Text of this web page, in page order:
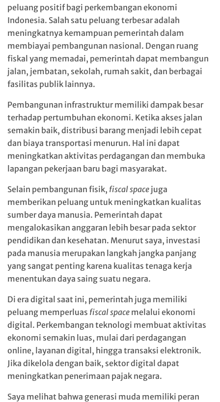
peluang positif bagi perkembangan ekonomi
Indonesia. Salah satu peluang terbesar adalah
meningkatnya kemampuan pemerintah dalam
membiayai pembangunan nasional. Dengan ruang
fiskal yang memadai, pemerintah dapat membangun
jalan, jembatan, sekolah, rumah sakit, dan berbagai
fasilitas publik lainnya.
Pembangunan infrastruktur memiliki dampak besar
terhadap pertumbuhan ekonomi. Ketika akses jalan
semakin baik, distribusi barang menjadi lebih cepat
dan biaya transportasi menurun. Hal ini dapat
meningkatkan aktivitas perdagangan dan membuka
lapangan pekerjaan baru bagi masyarakat.
Selain pembangunan fisik, fiscal space juga
memberikan peluang untuk meningkatkan kualitas
sumber daya manusia. Pemerintah dapat
mengalokasikan anggaran lebih besar pada sektor
pendidikan dan kesehatan. Menurut saya, investasi
pada manusia merupakan langkah jangka panjang
yang sangat penting karena kualitas tenaga kerja
menentukan daya saing suatu negara.
Di era digital saat ini, pemerintah juga memiliki
peluang memperluas fiscal space melalui ekonomi
digital. Perkembangan teknologi membuat aktivitas
ekonomi semakin luas, mulai dari perdagangan
online, layanan digital, hingga transaksi elektronik.
Jika dikelola dengan baik, sektor digital dapat
meningkatkan penerimaan pajak negara.
Saya melihat bahwa generasi muda memiliki peran